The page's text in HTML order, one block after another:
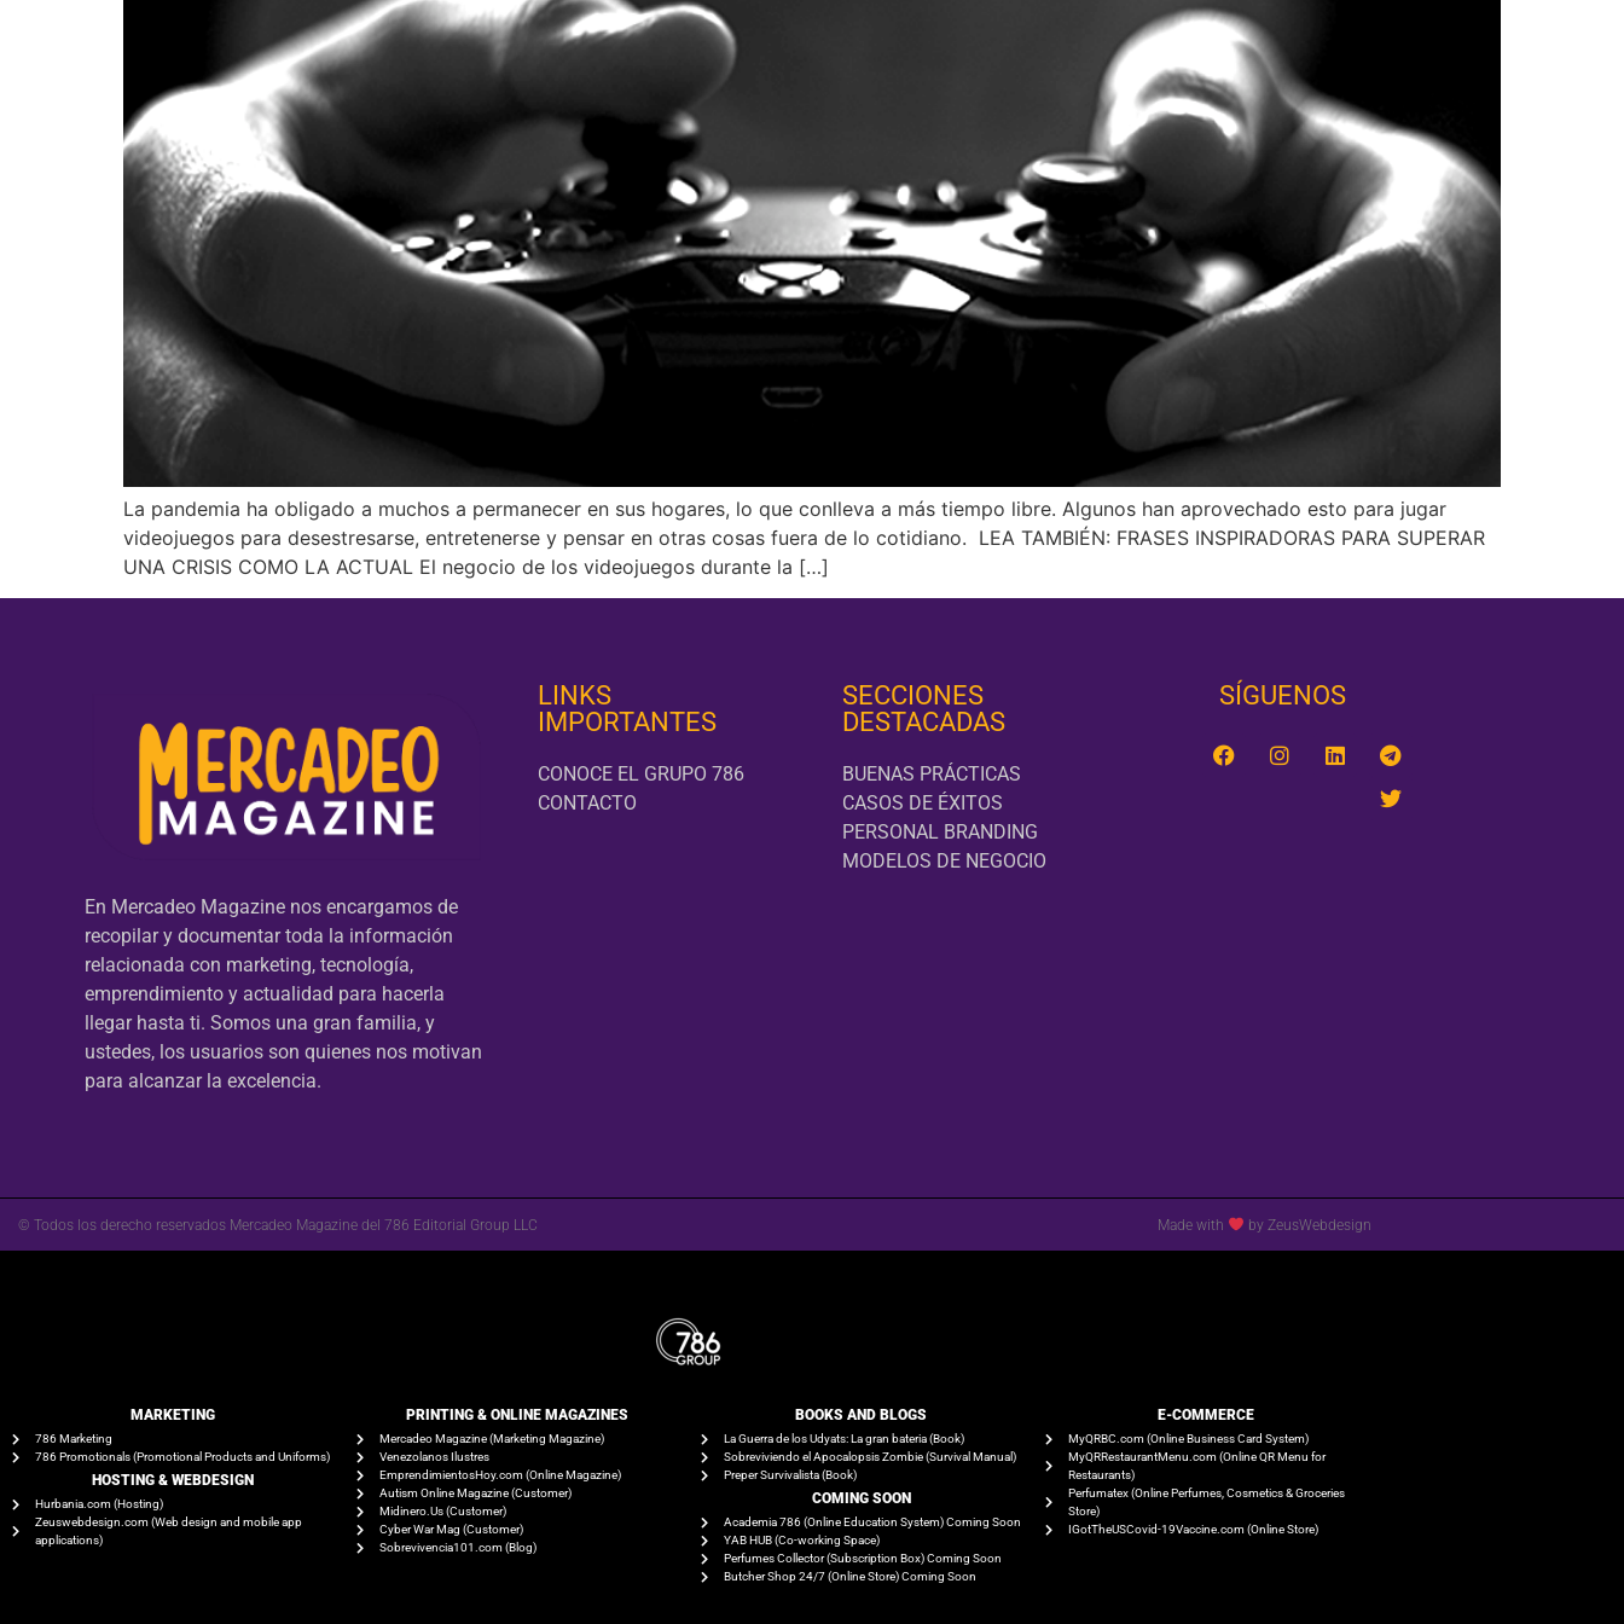
La pandemia ha obligado a muchos a permanecer en sus hogares, lo que conlleva a más tiempo libre. Algunos han aprovechado esto para jugar
videojuegos para desestresarse, entretenerse y pensar en otras cosas fuera de lo cotidiano. LEA TAMBIÉN: FRASES INSPIRADORAS PARA SUPERAR
UNA CRISIS COMO LA ACTUAL El negocio de los videojuegos durante la […]
En Mercadeo Magazine nos encargamos de
recopilar y documentar toda la información
relacionada con marketing, tecnología,
emprendimiento y actualidad para hacerla
llegar hasta ti. Somos una gran familia, y
ustedes, los usuarios son quienes nos motivan
para alcanzar la excelencia.
LINKS
IMPORTANTES
CONOCE EL GRUPO 786
CONTACTO
SECCIONES
DESTACADAS
BUENAS PRÁCTICAS
CASOS DE ÉXITOS
PERSONAL BRANDING
MODELOS DE NEGOCIO
SÍGUENOS‎
© Todos los derecho reservados Mercadeo Magazine del 786 Editorial Group LLC Made with by ZeusWebdesign
MARKETING
786 Marketing
786 Promotionals (Promotional Products and Uniforms)
HOSTING & WEBDESIGN
Hurbania.com (Hosting)
Zeuswebdesign.com (Web design and mobile app
applications)
PRINTING & ONLINE MAGAZINES
Mercadeo Magazine (Marketing Magazine)
Venezolanos Ilustres
EmprendimientosHoy.com (Online Magazine)
Autism Online Magazine (Customer)
Midinero.Us (Customer)
Cyber War Mag (Customer)
Sobrevivencia101.com (Blog)
BOOKS AND BLOGS​
La Guerra de los Udyats: La gran bateria (Book)
Sobreviviendo el Apocalopsis Zombie (Survival Manual)
Preper Survivalista (Book)
COMING SOON
Academia 786 (Online Education System) Coming Soon
YAB HUB (Co-working Space)
Perfumes Collector (Subscription Box) Coming Soon
Butcher Shop 24/7 (Online Store) Coming Soon
E-COMMERCE
MyQRBC.com (Online Business Card System)
MyQRRestaurantMenu.com (Online QR Menu for
Restaurants)
Perfumatex (Online Perfumes, Cosmetics & Groceries
Store)
IGotTheUSCovid-19Vaccine.com (Online Store)